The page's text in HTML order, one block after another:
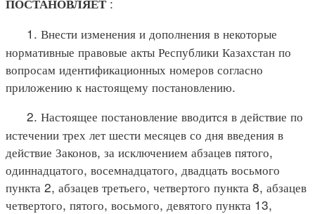
1. Внести изменения и дополнения в некоторые
нормативные правовые акты Республики Казахстан по
вопросам идентификационных номеров согласно
приложению к настоящему постановлению.
2. Настоящее постановление вводится в действие по
истечении трех лет шести месяцев со дня введения в
действие Законов, за исключением абзацев пятого,
одиннадцатого, восемнадцатого, двадцать восьмого
пункта 2, абзацев третьего, четвертого пункта 8, абзацев
четвертого, пятого, восьмого, девятого пункта 13,